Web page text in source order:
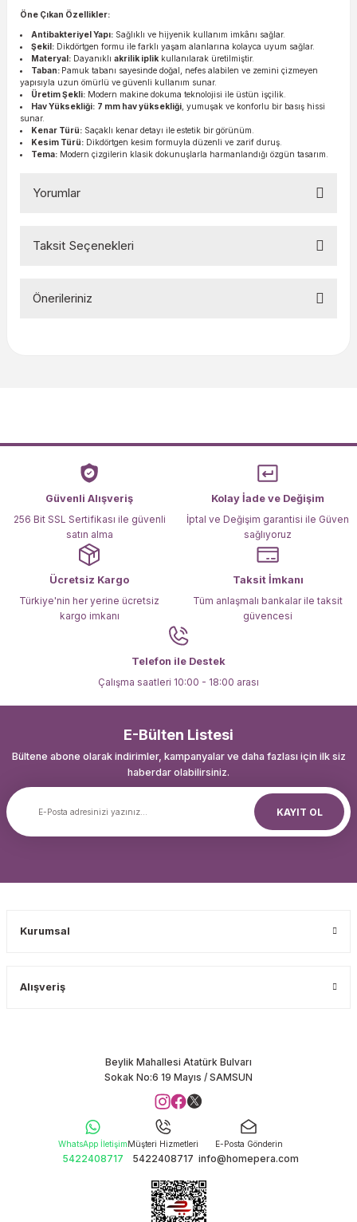
Öne Çıkan Özellikler:
Antibakteriyel Yapı: Sağlıklı ve hijyenik kullanım imkânı sağlar.
Şekil: Dikdörtgen formu ile farklı yaşam alanlarına kolayca uyum sağlar.
Materyal: Dayanıklıakrilik iplik kullanılarak üretilmiştir.
Taban: Pamuk tabanı sayesinde doğal, nefes alabilen ve zemini çizmeyen
yapısıyla uzun ömürlü ve güvenli kullanım sunar.
Üretim Şekli: Modern makine dokuma teknolojisi ile üstün işçilik.
Hav Yüksekliği: 7 mm hav yüksekliği , yumuşak ve konforlu bir basış hissi
sunar.
Kenar Türü: Saçaklı kenar detayı ile estetik bir görünüm.
Kesim Türü: Dikdörtgen kesim formuyla düzenli ve zarif duruş.
Tema: Modern çizgilerin klasik dokunuşlarla harmanlandığı özgün tasarım.
Yorumlar
Taksit Seçenekleri
Önerileriniz
Ürün açıklamasında eksik bilgiler bulunuyor.
Ürün bilgilerinde hatalar bulunuyor.
Ürün fiyatı diğer sitelerden daha pahalı.
Bu ürüne benzer farklı alternatifler olmalı.
Güvenli Alışveriş
256 Bit SSL Sertifikası ile güvenli
satın alma
Kolay İade ve Değişim
İptal ve Değişim garantisi ile Güven
sağlıyoruz
Ücretsiz Kargo
Türkiye'nin her yerine ücretsiz
kargo imkanı
Taksit İmkanı
Tüm anlaşmalı bankalar ile taksit
güvencesi
Telefon ile Destek
Çalışma saatleri 10:00 - 18:00 arası
E-Bülten Listesi
Bültene abone olarak indirimler, kampanyalar ve daha fazlası için ilk siz
haberdar olabilirsiniz.
KAYIT OL
Kurumsal
Alışveriş
Beylik Mahallesi Atatürk Bulvarı
Sokak No:6 19 Mayıs / SAMSUN
WhatsApp İletişim
5422408717
Müşteri Hizmetleri
5422408717
E-Posta Gönderin
info@homepera.com